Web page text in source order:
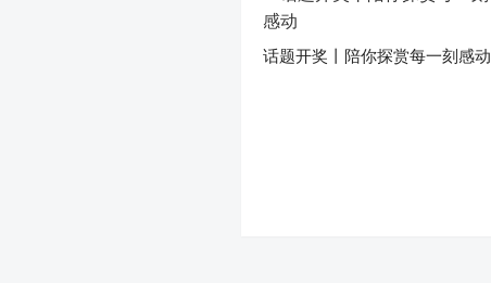
话题开奖丨陪你探赏每一刻感动